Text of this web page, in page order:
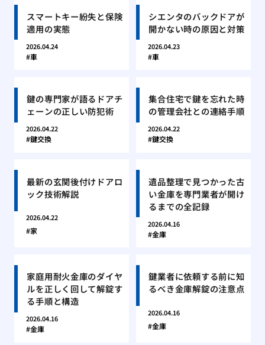
スマートキー紛失と保険
適用の実態
2026.04.24
車
シエンタのバックドアが
開かない時の原因と対策
2026.04.23
車
鍵の専門家が語るドアチ
ェーンの正しい防犯術
2026.04.22
鍵交換
集合住宅で鍵を忘れた時
の管理会社との連絡手順
2026.04.22
鍵交換
最新の玄関後付けドアロ
ック技術解説
2026.04.22
家
遺品整理で見つかった古
い金庫を専門業者が開け
るまでの全記録
2026.04.16
金庫
家庭用耐火金庫のダイヤ
ルを正しく回して解錠す
る手順と構造
2026.04.16
金庫
鍵業者に依頼する前に知
るべき金庫解錠の注意点
2026.04.16
金庫